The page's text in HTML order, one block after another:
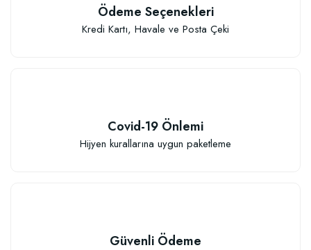
Ödeme Seçenekleri
Kredi Kartı, Havale ve Posta Çeki
Covid-19 Önlemi
Hijyen kurallarına uygun paketleme
Güvenli Ödeme